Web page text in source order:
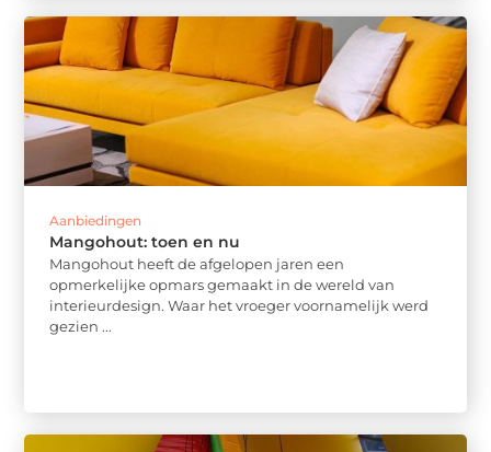
Aanbiedingen
Mangohout: toen en nu
Mangohout heeft de afgelopen jaren een
opmerkelijke opmars gemaakt in de wereld van
interieurdesign. Waar het vroeger voornamelijk werd
gezien ...